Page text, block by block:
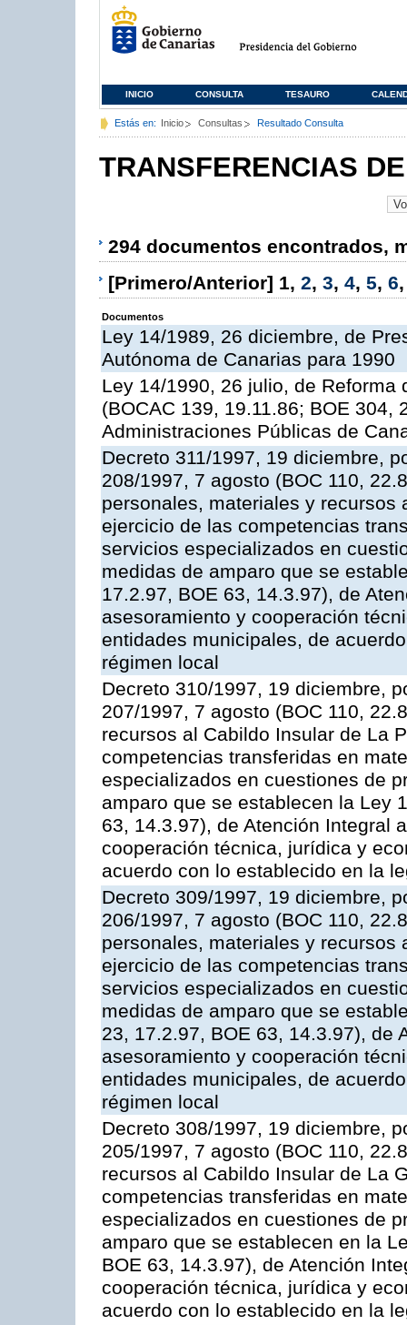
INICIO CONSULTA TESAURO
Estás en: Inicio Consultas Resultado Consulta
TRANSFERENCIAS
294 documentos encontrados,
[Primero/Anterior] 1, 2, 3, 4, 5, 6
Documentos
Ley 14/1989, 26 diciembre, de
Autónoma de Canarias para 1990
Ley 14/1990, 26 julio, de
(BOCAC 139, 19.11.86; BOE
Administraciones Públicas de
Decreto 311/1997, 19 diciembre,
208/1997, 7 agosto (BOC 110,
personales, materiales y recursos
ejercicio de las competencias
servicios especializados en
medidas de amparo que se
17.2.97, BOE 63, 14.3.97), de
asesoramiento y cooperación
entidades municipales, de
régimen local
Decreto 310/1997, 19 diciembre,
207/1997, 7 agosto (BOC 110,
recursos al Cabildo Insular de La
competencias transferidas en
especializados en cuestiones de
amparo que se establecen la Ley
63, 14.3.97), de Atención Integral
cooperación técnica, jurídica y
acuerdo con lo establecido en la
Decreto 309/1997, 19 diciembre,
206/1997, 7 agosto (BOC 110,
personales, materiales y recursos
ejercicio de las competencias
servicios especializados en
medidas de amparo que se
23, 17.2.97, BOE 63, 14.3.97), de
asesoramiento y cooperación
entidades municipales, de
régimen local
Decreto 308/1997, 19 diciembre,
205/1997, 7 agosto (BOC 110,
recursos al Cabildo Insular de La
competencias transferidas en
especializados en cuestiones de
amparo que se establecen en la
BOE 63, 14.3.97), de Atención
cooperación técnica, jurídica y
acuerdo con lo establecido en la